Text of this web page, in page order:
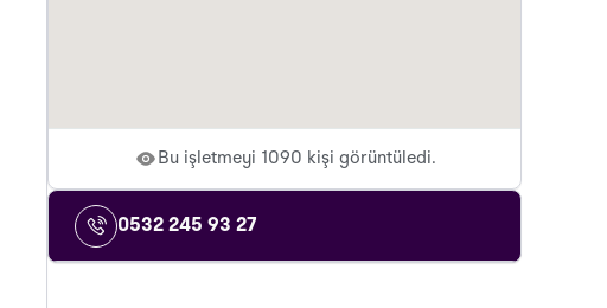
Bu işletmeyi 1090 kişi görüntüledi.
0532 245 93 27